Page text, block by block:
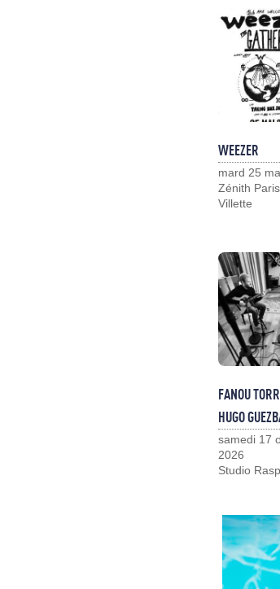
WEEZER
mard 25
Zénith
Villette
FANOU
HUGO
samedi 17
2026
Studio